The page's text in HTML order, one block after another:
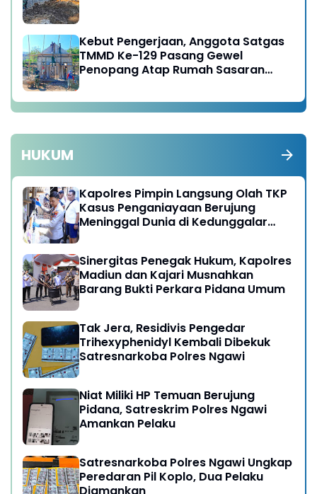
Kebut Pengerjaan, Anggota Satgas
TMMD Ke-129 Pasang Gewel
Penopang Atap Rumah Sasaran
HUKUM
Kapolres Pimpin Langsung Olah TKP
Kasus Penganiayaan Berujung
Meninggal Dunia di Kedunggalar
Sinergitas Penegak Hukum, Kapolres
Madiun dan Kajari Musnahkan
Barang Bukti Perkara Pidana Umum
Tak Jera, Residivis Pengedar
Trihexyphenidyl Kembali Dibekuk
Satresnarkoba Polres Ngawi
Niat Miliki HP Temuan Berujung
Pidana, Satreskrim Polres Ngawi
Amankan Pelaku
Satresnarkoba Polres Ngawi Ungkap
Peredaran Pil Koplo, Dua Pelaku